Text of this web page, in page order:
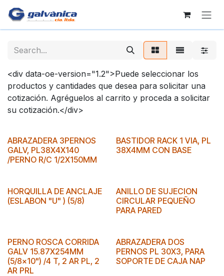
Skip to Content
<div data-oe-version="1.2">Puede seleccionar los
productos y cantidades que desea para solicitar una
cotización. Agréguelos al carrito y proceda a solicitar
su cotización.</div>
ABRAZADERA 3PERNOS
GALV, PL38X4X140
/PERNO R/C 1/2X150MM
BASTIDOR RACK 1 VIA, PL
38X4MM CON BASE
HORQUILLA DE ANCLAJE
(ESLABON "U" ) (5/8)
ANILLO DE SUJECION
CIRCULAR PEQUEÑO
PARA PARED
PERNO ROSCA CORRIDA
GALV 15.87X254MM
(5/8x10") /4 T, 2 AR PL, 2
AR PRL
ABRAZADERA DOS
PERNOS PL 30X3, PARA
SOPORTE DE CAJA NAP